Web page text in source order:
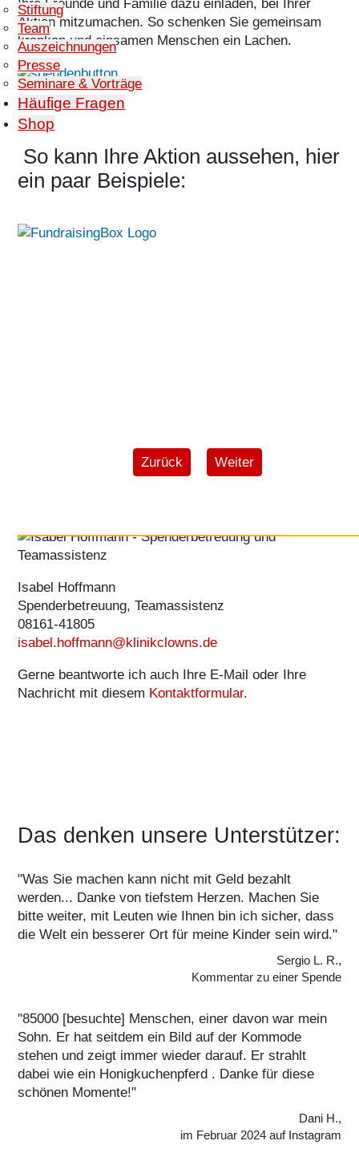
Stiftung
Team
Auszeichnungen
Presse
Seminare & Vorträge
Häufige Fragen
Shop
Ihre Freunde und Familie dazu einladen, bei Ihrer
Aktion mitzumachen. So schenken Sie gemeinsam
kranken und einsamen Menschen ein Lachen.
So kann Ihre Aktion aussehen, hier
ein paar Beispiele:
Vorheriger Beitrag: Einkaufen und
Zurück Nächster Beitrag:
Weiter
Sie möchten eine eigene Spendenaktion starten und
Isabel Hoffmann
Spenderbetreuung, Teamassistenz
08161-41805
isabel.hoffmann@klinikclowns.de
Gerne beantworte ich auch Ihre E-Mail oder Ihre
Nachricht mit diesem Kontaktformular.
Das denken unsere Unterstützer:
"Was Sie machen kann nicht mit Geld bezahlt
werden... Danke von tiefstem Herzen. Machen Sie
bitte weiter, mit Leuten wie Ihnen bin ich sicher, dass
die Welt ein besserer Ort für meine Kinder sein wird."
Sergio L. R.,
Kommentar zu einer Spende
"85000 [besuchte] Menschen, einer davon war mein
Sohn. Er hat seitdem ein Bild auf der Kommode
stehen und zeigt immer wieder darauf. Er strahlt
dabei wie ein Honigkuchenpferd . Danke für diese
schönen Momente!"
Dani H.,
im Februar 2024 auf Instagram